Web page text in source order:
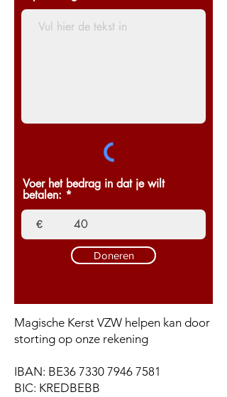
Voer het bedrag in dat je wilt
betalen:
€
Doneren
Magische Kerst VZW helpen kan door
storting op onze rekening
IBAN: BE36 7330 7946 7581
BIC: KREDBEBB